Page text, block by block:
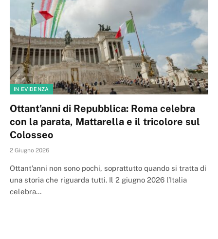
IN EVIDENZA
Ottant’anni di Repubblica: Roma celebra
con la parata, Mattarella e il tricolore sul
Colosseo
2 Giugno 2026
Ottant’anni non sono pochi, soprattutto quando si tratta di
una storia che riguarda tutti. Il 2 giugno 2026 l’Italia
celebra…